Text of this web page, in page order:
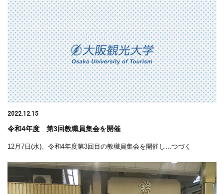
2022.12.15
令和4年度 第3回教職員集会を開催
12月7日(水)、令和4年度第3回目の教職員集会を開催し...つづく